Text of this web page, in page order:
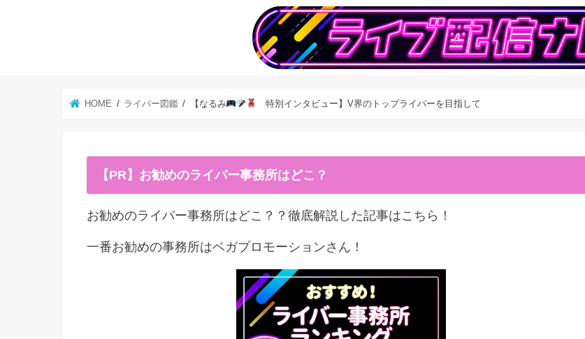
HOME ライバー図鑑 【なるみ 特別インタビュー】V界のトップライバーを目指して
【PR】お勧めのライバー事務所はどこ？
お勧めのライバー事務所はどこ？？徹底解説した記事はこちら！
一番お勧めの事務所はベガプロモーションさん！